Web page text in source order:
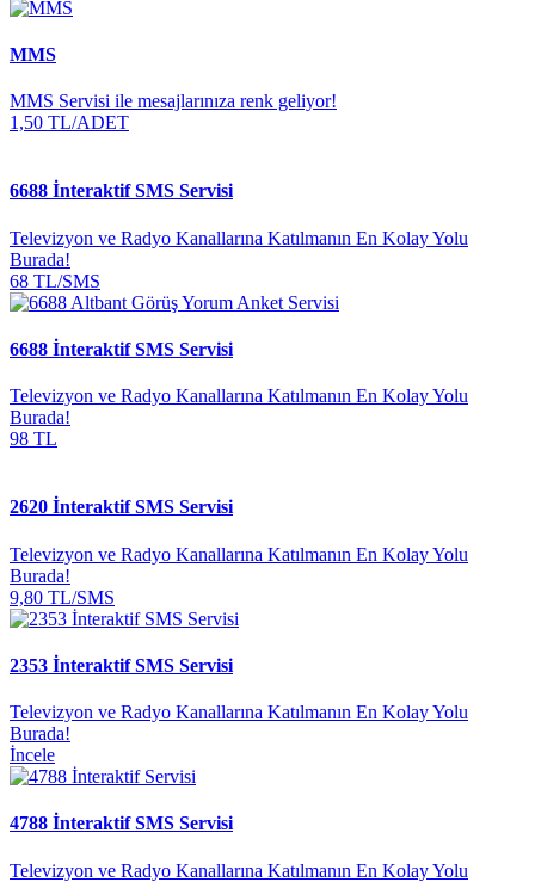
MMS
MMS Servisi ile mesajlarınıza renk geliyor!
1,50 TL/ADET
6688 İnteraktif SMS Servisi
Televizyon ve Radyo Kanallarına Katılmanın En Kolay Yolu
Burada!
68 TL/SMS
6688 İnteraktif SMS Servisi
Televizyon ve Radyo Kanallarına Katılmanın En Kolay Yolu
Burada!
98 TL
2620 İnteraktif SMS Servisi
Televizyon ve Radyo Kanallarına Katılmanın En Kolay Yolu
Burada!
9,80 TL/SMS
2353 İnteraktif SMS Servisi
Televizyon ve Radyo Kanallarına Katılmanın En Kolay Yolu
Burada!
İncele
4788 İnteraktif SMS Servisi
Televizyon ve Radyo Kanallarına Katılmanın En Kolay Yolu